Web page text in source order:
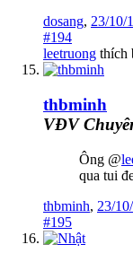
dosang, 23/10/
#194
leetruong thích
thbminh
VĐV
Ông @
qua tui
thbminh, 23/
#195